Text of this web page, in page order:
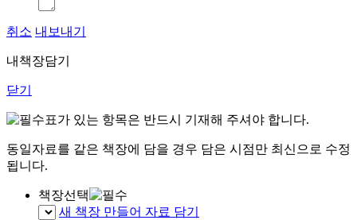
취소 내보내기
내책장담기
닫기
표가 있는 항목은 반드시 기재해 주셔야 합니다.
동일자료를 같은 책장에 담을 경우 담은 시점만 최신으로 수정
됩니다.
책장선택
새 책장 만들어 자료 담기